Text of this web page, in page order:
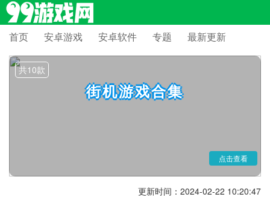
首页 安卓游戏 安卓软件 专题 最新更新
共10款
街机游戏合集
街机游戏是非常经典的战斗冒险类的游戏，游戏内玩家可以体验不一
样的玩法以及战斗方式，手游还原了街机的原本操作，让玩家尽可能的体
验到童年的回忆游戏，小编带来了各种不同版本的街机游戏，感兴趣的小
伙伴欢迎点击下载体验！
点击查看
更新时间：2024-02-22 10:20:47